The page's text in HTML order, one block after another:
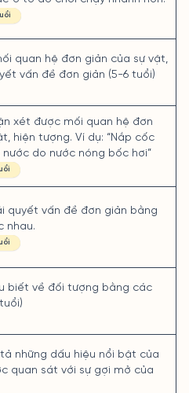
quan hệ đơn giản của sự vật,
vấn đề đơn giản (5-6 tuổi)
xét được mối quan hệ đơn
hiện tượng. Ví dụ: “Nắp cốc
do nước nóng bốc hơi”
quyết vấn đề đơn giản bằng
nhau.
biết về đối tượng bằng các
tả những dấu hiệu nổi bật của
quan sát với sự gợi mở của